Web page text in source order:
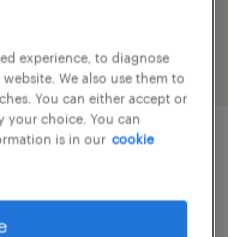
experience, to diagnose
We also use them to
You can either accept or
your choice. You can
is in our cookie